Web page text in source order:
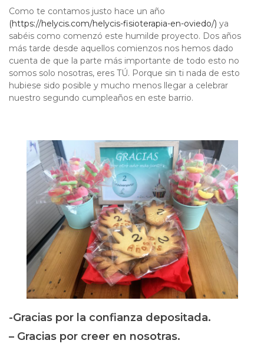
Como te contamos justo hace un año
(https://helycis.com/helycis-fisioterapia-en-oviedo/) ya
sabéis como comenzó este humilde proyecto. Dos años
más tarde desde aquellos comienzos nos hemos dado
cuenta de que la parte más importante de todo esto no
somos solo nosotras, eres TÚ. Porque sin ti nada de esto
hubiese sido posible y mucho menos llegar a celebrar
nuestro segundo cumpleaños en este barrio.
-Gracias por la confianza depositada.
– Gracias por creer en nosotras.